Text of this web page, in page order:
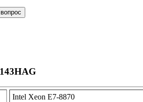
Intel Xeon E7-8870